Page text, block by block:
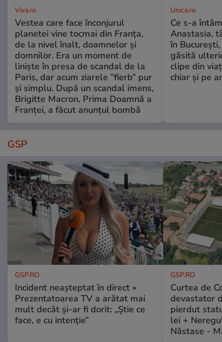
Viva.ro
Vestea care face înconjurul
planetei vine tocmai din Franța,
de la nivel înalt, doamnelor și
domnilor. Era un moment de
liniște în presa de scandal de la
Paris, dar acum ziarele ”fierb” pur
și simplu. După un scandal imens,
Brigitte Macron, Prima Doamnă a
Franței, a făcut anunțul bombă
Unica.ro
Ce s-a
Anastasia,
în
găsită
clipe din
chiar și pe
GSP
GSP.RO
Incident neașteptat în direct »
Prezentatoarea TV a arătat mai
mult decât și-ar fi dorit: „Știe ce
face, e cu intenție”
GSP.RO
Curtea de
devastator
pierdut
lei +
Năstase -